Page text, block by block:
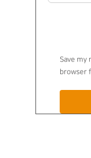
Save my
browser